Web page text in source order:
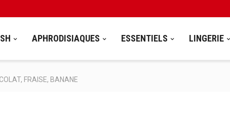
APHRODISIAQUES ESSENTIELS LINGERIE
FRAISE, BANANE